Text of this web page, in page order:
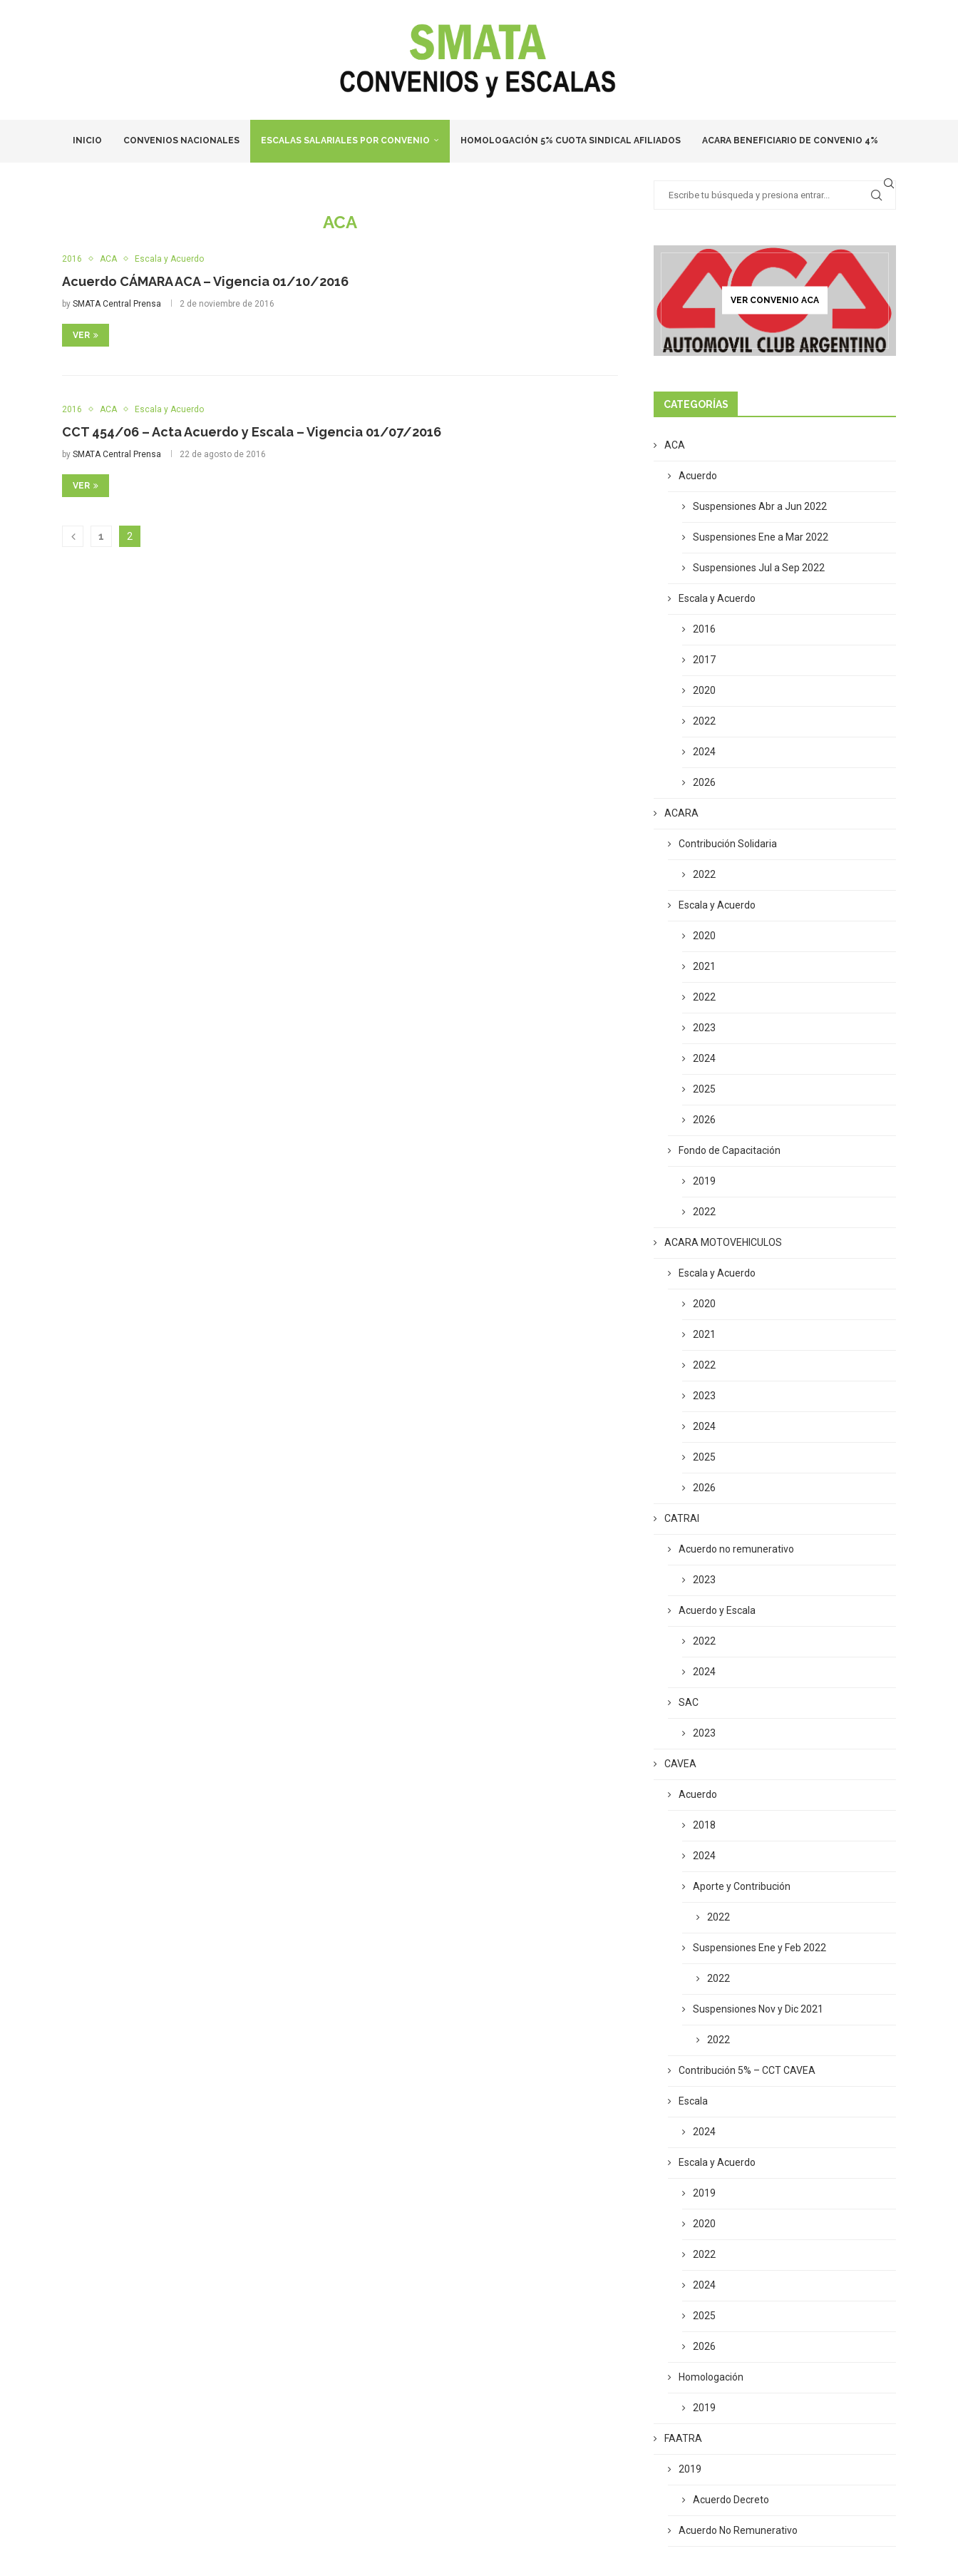
INICIO CONVENIOS NACIONALES ESCALAS SALARIALES POR CONVENIO HOMOLOGACIÓN 5% CUOTA SINDICAL AFILIADOS ACARA BENEFICIARIO DE CONVENIO 4%
ACA
2016 ACA Escala y Acuerdo
Acuerdo CÁMARA ACA – Vigencia 01/10/2016
by SMATA Central Prensa 2 de noviembre de 2016
VER
2016 ACA Escala y Acuerdo
CCT 454/06 – Acta Acuerdo y Escala – Vigencia 01/07/2016
by SMATA Central Prensa 22 de agosto de 2016
VER
1 2
VER CONVENIO ACA
CATEGORÍAS
ACA
Acuerdo
Suspensiones Abr a Jun 2022
Suspensiones Ene a Mar 2022
Suspensiones Jul a Sep 2022
Escala y Acuerdo
2016
2017
2020
2022
2024
2026
ACARA
Contribución Solidaria
2022
Escala y Acuerdo
2020
2021
2022
2023
2024
2025
2026
Fondo de Capacitación
2019
2022
ACARA MOTOVEHICULOS
Escala y Acuerdo
2020
2021
2022
2023
2024
2025
2026
CATRAI
Acuerdo no remunerativo
2023
Acuerdo y Escala
2022
2024
SAC
2023
CAVEA
Acuerdo
2018
2024
Aporte y Contribución
2022
Suspensiones Ene y Feb 2022
2022
Suspensiones Nov y Dic 2021
2022
Contribución 5% – CCT CAVEA
Escala
2024
Escala y Acuerdo
2019
2020
2022
2024
2025
2026
Homologación
2019
FAATRA
2019
Acuerdo Decreto
Acuerdo No Remunerativo